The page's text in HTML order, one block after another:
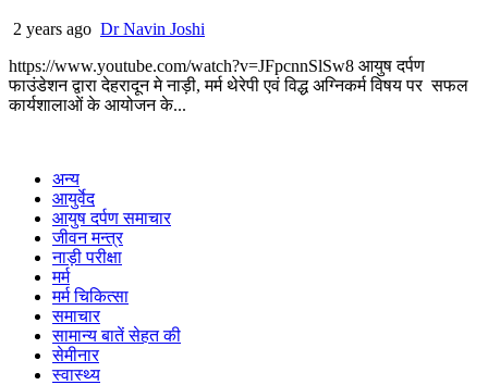
2 years ago Dr Navin Joshi
https://www.youtube.com/watch?v=JFpcnnSlSw8 आयुष दर्पण
फाउंडेशन द्वारा देहरादून मे नाड़ी, मर्म थेरेपी एवं विद्ध अग्निकर्म विषय पर सफल
कार्यशालाओं के आयोजन के...
अन्य
आयुर्वेद
आयुष दर्पण समाचार
जीवन मन्त्र
नाड़ी परीक्षा
मर्म
मर्म चिकित्सा
समाचार
सामान्य बातें सेहत की
सेमीनार
स्वास्थ्य